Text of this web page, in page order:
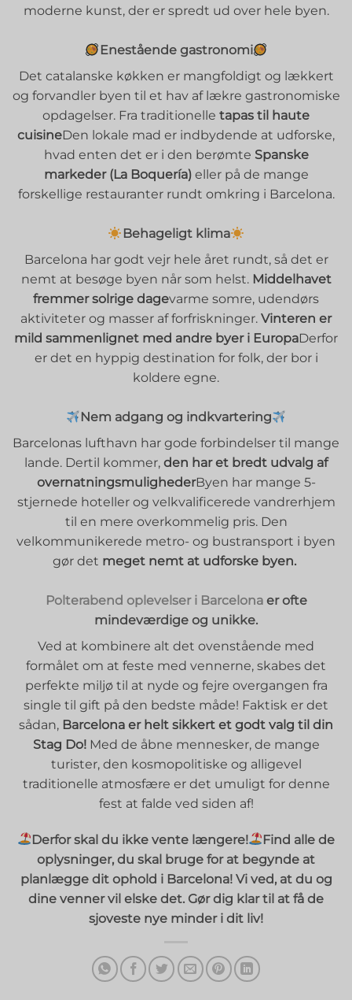
moderne kunst, der er spredt ud over hele byen.
Enestående gastronomi
Det catalanske køkken er mangfoldigt og lækkert
og forvandler byen til et hav af lækre gastronomiske
opdagelser. Fra traditionelle tapas til haute
cuisineDen lokale mad er indbydende at udforske,
hvad enten det er i den berømte Spanske
markeder (La Boquería)eller på de mange
forskellige restauranter rundt omkring i Barcelona.
Behageligt klima
Barcelona har godt vejr hele året rundt, så det er
nemt at besøge byen når som helst. Middelhavet
fremmer solrige dagevarme somre, udendørs
aktiviteter og masser af forfriskninger. Vinteren er
mild sammenlignet med andre byer i EuropaDerfor
er det en hyppig destination for folk, der bor i
koldere egne.
Nem adgang og indkvartering
Barcelonas lufthavn har gode forbindelser til mange
lande. Dertil kommer, den har et bredt udvalg af
overnatningsmulighederByen har mange 5-
stjernede hoteller og velkvalificerede vandrerhjem
til en mere overkommelig pris. Den
velkommunikerede metro- og bustransport i byen
gør det meget nemt at udforske byen.
Polterabend oplevelser i Barcelonaer ofte
mindeværdige og unikke.
Ved at kombinere alt det ovenstående med
formålet om at feste med vennerne, skabes det
perfekte miljø til at nyde og fejre overgangen fra
single til gift på den bedste måde! Faktisk er det
sådan, Barcelona er helt sikkert et godt valg til din
Stag Do!Med de åbne mennesker, de mange
turister, den kosmopolitiske og alligevel
traditionelle atmosfære er det umuligt for denne
fest at falde ved siden af!
Derfor skal du ikke vente længere!
Find alle de
oplysninger, du skal bruge for at begynde at
planlægge dit ophold i Barcelona! Vi ved, at du og
dine venner vil elske det. Gør dig klar til at få de
sjoveste nye minder i dit liv!